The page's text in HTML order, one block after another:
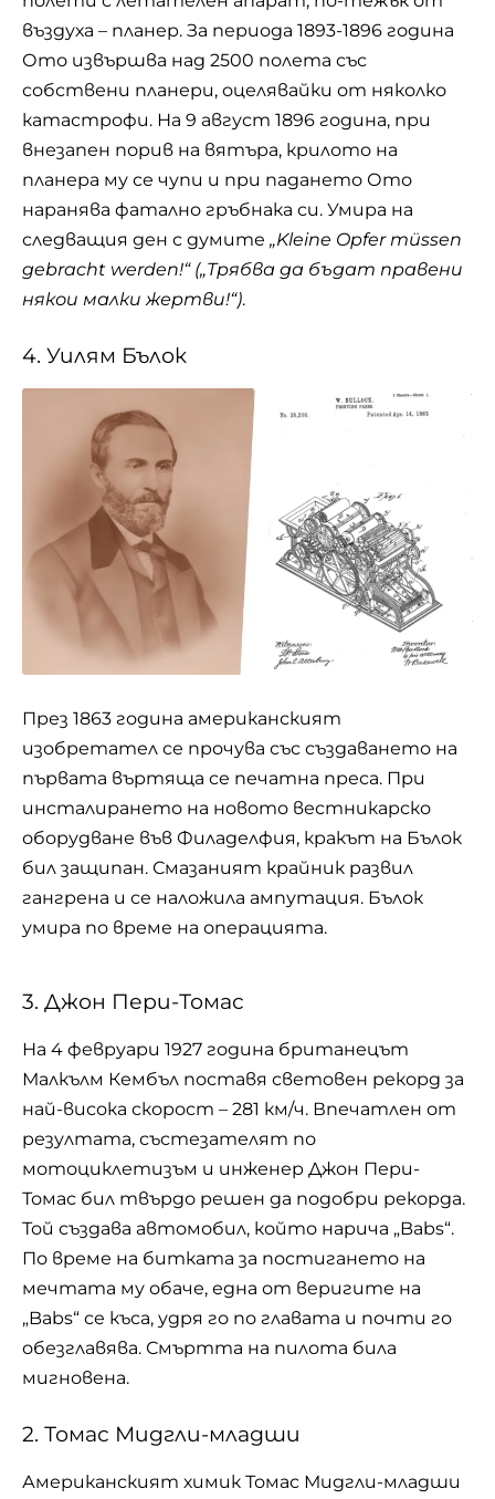
въздуха – планер. За периода 1893-1896 година
Ото извършва над 2500 полета със
собствени планери, оцелявайки от няколко
катастрофи. На 9 август 1896 година, при
внезапен порив на вятъра, крилото на
планера му се чупи и при падането Ото
наранява фатално гръбнака си. Умира на
следващия ден с думите „Kleine Opfer müssen
gebracht werden!“ („Трябва да бъдат правени
някои малки жертви!“).
4. Уилям Бълок
През 1863 година американският
изобретател се прочува със създаването на
първата въртяща се печатна преса. При
инсталирането на новото вестникарско
оборудване във Филаделфия, кракът на Бълок
бил защипан. Смазаният крайник развил
гангрена и се наложила ампутация. Бълок
умира по време на операцията.
3. Джон Пери-Томас
На 4 февруари 1927 година британецът
Малкълм Кембъл поставя световен рекорд за
най-висока скорост – 281 км/ч. Впечатлен от
резултата, състезателят по
мотоциклетизъм и инженер Джон Пери-
Томас бил твърдо решен да подобри рекорда.
Той създава автомобил, който нарича „Babs“.
По време на битката за постигането на
мечтата му обаче, една от веригите на
„Babs“ се къса, удря го по главата и почти го
обезглавява. Смъртта на пилота била
мигновена.
2. Томас Мидгли-младши
Американският химик Томас Мидгли-младши